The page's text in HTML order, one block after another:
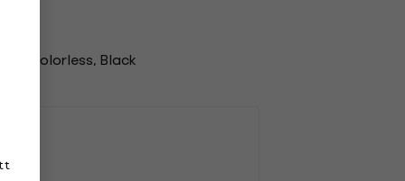
Colorless, Black